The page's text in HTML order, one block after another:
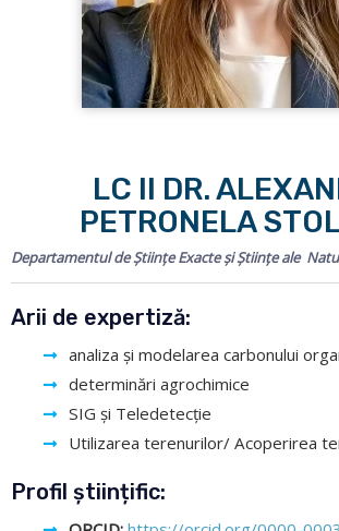
LC II DR.
PETRONELA
Departamentul de Științe Exacte și Științe ale
Arii de expertiză:
analiza și modelarea carbonului
determinări agrochimice
SIG și Teledetecție
Utilizarea terenurilor/ Acoperirea
Profil științific: